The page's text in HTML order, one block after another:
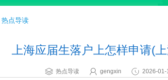
热点导读
上海应届生落户上怎样申请(
热点导读 gengxin 2026-01-